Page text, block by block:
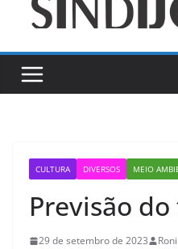
CULTURA DIVERSOS MEIO
Previsão
29 de setembro de 2023